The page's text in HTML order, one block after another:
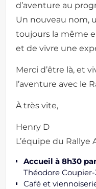
d’aventure au
Un nouveau nom,
toujours la même
et de vivre une
Merci d’être là, et
l’aventure avec le
À très vite,
Henry D
L’équipe du Rallye
Accueil à 8h30
Théodore
Café et